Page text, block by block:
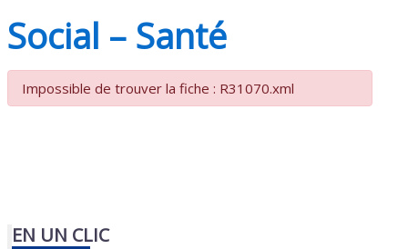
Social – Santé
Impossible de trouver la fiche : R31070.xml
EN UN CLIC